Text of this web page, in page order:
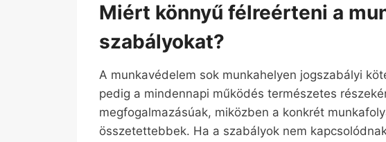
Miért könnyű félreérteni a
szabályokat?
A munkavédelem sok munkahelyen jogszabályi
pedig a mindennapi működés természetes
megfogalmazásúak, miközben a konkrét
összetettebbek. Ha a szabályok nem